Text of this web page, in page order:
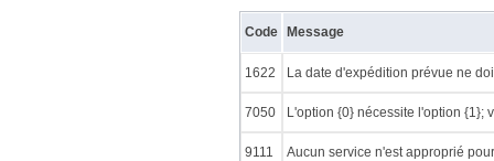
Code Message
1622 La date d'expédition prévue ne
7050 L'option {0} nécessite l'option {1};
9111
Aucun service n'est approprié